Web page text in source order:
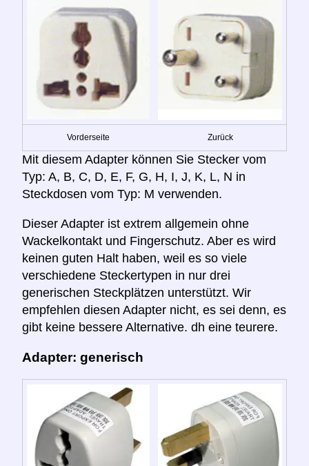
Vorderseite Zurück
Mit diesem Adapter können Sie Stecker vom
Typ: A, B, C, D, E, F, G, H, I, J, K, L, N in
Steckdosen vom Typ: M verwenden.
Dieser Adapter ist extrem allgemein ohne
Wackelkontakt und Fingerschutz. Aber es wird
keinen guten Halt haben, weil es so viele
verschiedene Steckertypen in nur drei
generischen Steckplätzen unterstützt. Wir
empfehlen diesen Adapter nicht, es sei denn, es
gibt keine bessere Alternative. dh eine teurere.
Adapter: generisch